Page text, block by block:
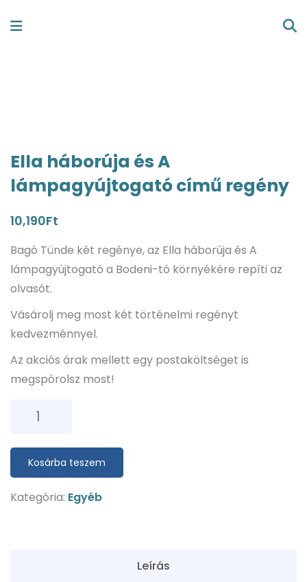
Ella háborúja és A
lámpagyújtogató című regény
10,190Ft
Bagó Tünde két regénye, az Ella háborúja és A
lámpagyújtogató a Bodeni-tó környékére repíti az
olvasót.
Vásárolj meg most két történelmi regényt
kedvezménnyel.
Az akciós árak mellett egy postaköltséget is
megspórolsz most!
és
című
Kosárba teszem
Kategória: Egyéb
Leírás